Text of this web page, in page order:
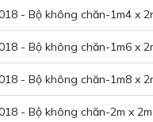
- Bộ không chăn-1m4 x
- Bộ không chăn-1m6 x
- Bộ không chăn-1m8 x
- Bộ không chăn-2m x 2m